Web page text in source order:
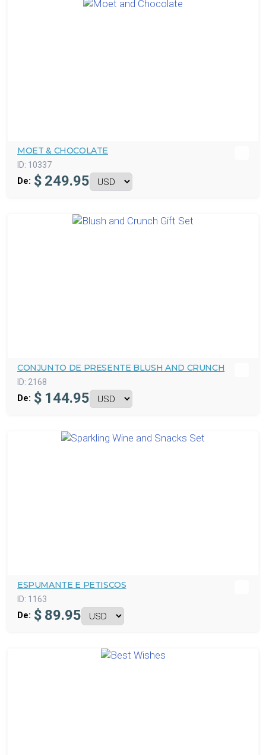
MOET & CHOCOLATE
ID: 10337
De: $ 249.95
CONJUNTO DE PRESENTE BLUSH AND CRUNCH
ID: 2168
De: $ 144.95
ESPUMANTE E PETISCOS
ID: 1163
De: $ 89.95